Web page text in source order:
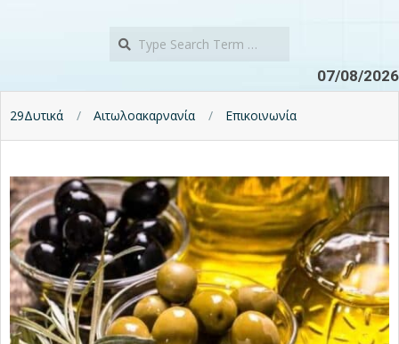
07/08/2026
29Δυτικά Αιτωλοακαρνανία Επικοινωνία